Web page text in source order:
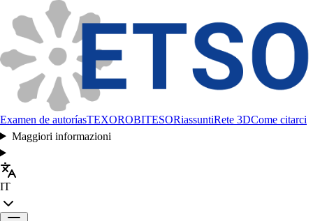
Examen de autoríasTEXOROBITESORiassuntiRete 3DCome citarci
Maggiori informazioni
IT